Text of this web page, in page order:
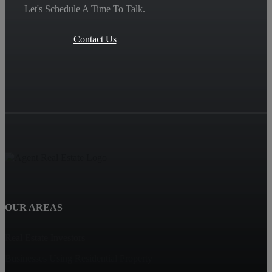
Let's Schedule A Time To Talk.
Contact Us
OUR AREAS